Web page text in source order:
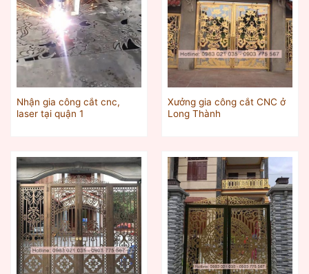
Nhận gia công cắt cnc,
laser tại quận 1
Xưởng gia công cắt CNC ở
Long Thành